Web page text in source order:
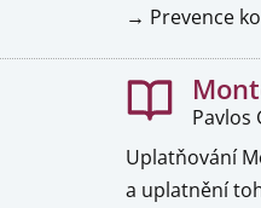
→ Prevence
Pavlos
Uplatňování
a uplatnění